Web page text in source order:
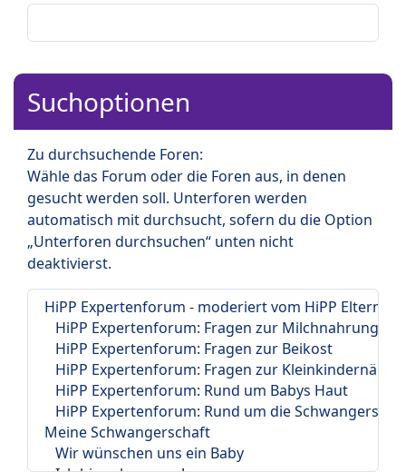
Suchoptionen
Zu durchsuchende Foren:
Wähle das Forum oder die Foren aus, in denen
gesucht werden soll. Unterforen werden
automatisch mit durchsucht, sofern du die Option
„Unterforen durchsuchen“ unten nicht
deaktivierst.